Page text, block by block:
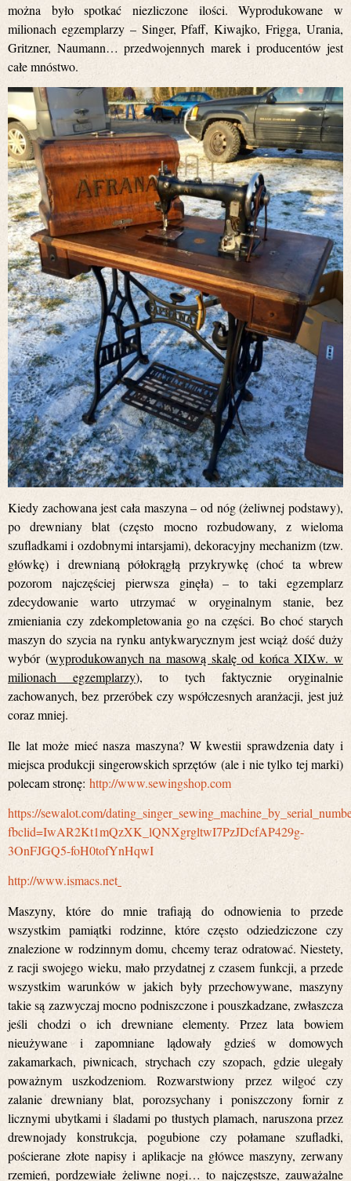
można było spotkać niezliczone ilości. Wyprodukowane w
milionach egzemplarzy – Singer, Pfaff, Kiwajko, Frigga, Urania,
Gritzner, Naumann… przedwojennych marek i producentów jest
całe mnóstwo.
Kiedy zachowana jest cała maszyna – od nóg (żeliwnej podstawy),
po drewniany blat (często mocno rozbudowany, z wieloma
szufladkami i ozdobnymi intarsjami), dekoracyjny mechanizm (tzw.
główkę) i drewnianą półokrągłą przykrywkę (choć ta wbrew
pozorom najczęściej pierwsza ginęła) – to taki egzemplarz
zdecydowanie warto utrzymać w oryginalnym stanie, bez
zmieniania czy zdekompletowania go na części. Bo choć starych
maszyn do szycia na rynku antykwarycznym jest wciąż dość duży
wybór (wyprodukowanych na masową skalę od końca XIXw. w
milionach egzemplarzy), to tych faktycznie oryginalnie
zachowanych, bez przeróbek czy współczesnych aranżacji, jest już
coraz mniej.
Ile lat może mieć nasza maszyna? W kwestii sprawdzenia daty i
miejsca produkcji singerowskich sprzętów (ale i nie tylko tej marki)
polecam stronę: http://www.sewingshop.com
https://sewalot.com/
fbclid=IwAR2Kt1mQzXK_lQNXgrgltwI7PzJDcfAP429g-
3OnFJGQ5-foH0tofYnHqwI
http://www.ismacs.net
Maszyny, które do mnie trafiają do odnowienia to przede
wszystkim pamiątki rodzinne, które często odziedziczone czy
znalezione w rodzinnym domu, chcemy teraz odratować. Niestety,
z racji swojego wieku, mało przydatnej z czasem funkcji, a przede
wszystkim warunków w jakich były przechowywane, maszyny
takie są zazwyczaj mocno podniszczone i pouszkadzane, zwłaszcza
jeśli chodzi o ich drewniane elementy. Przez lata bowiem
nieużywane i zapomniane lądowały gdzieś w domowych
zakamarkach, piwnicach, strychach czy szopach, gdzie ulegały
poważnym uszkodzeniom. Rozwarstwiony przez wilgoć czy
zalanie drewniany blat, porozsychany i poniszczony fornir z
licznymi ubytkami i śladami po tłustych plamach, naruszona przez
drewnojady konstrukcja, pogubione czy połamane szufladki,
pościerane złote napisy i aplikacje na główce maszyny, zerwany
rzemień, pordzewiałe żeliwne nogi… to najczęstsze, zauważalne